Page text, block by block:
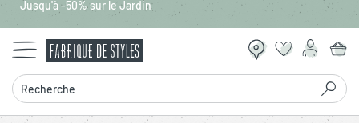
Aller au contenu principal
Jusqu'à -50% sur le Jardin
Recherche